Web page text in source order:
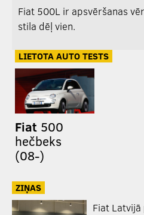
Fiat 500L ir apsvēršanas
stila dēļ vien.
LIETOTA AUTO TESTS
Fiat 500
hečbeks
(08-)
ZIŅAS
Fiat